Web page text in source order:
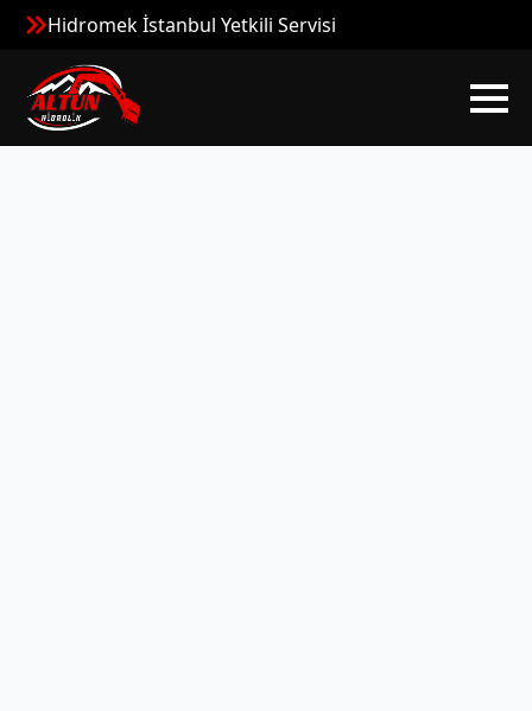
Hidromek İstanbul Yetkili Servisi